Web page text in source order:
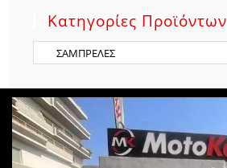
Κατηγορίες Προϊόντων